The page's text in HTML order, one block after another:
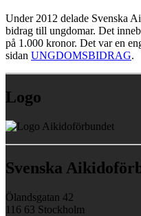
Under 2012 delade Svenska
bidrag till ungdomar. Det
på 1.000 kronor. Det var en
sidan UNGDOMSBIDRAG.
Logo
Svenska
Ölandsgatan 42
116 63 Stockholm